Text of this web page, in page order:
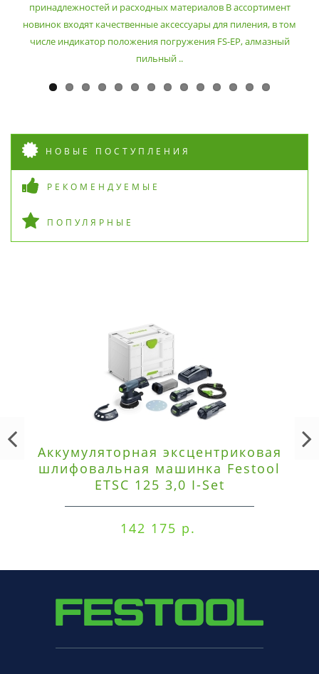
принадлежностей и расходных материалов В ассортимент
новинок входят качественные аксессуары для пиления, в том
числе индикатор положения погружения FS-EP, алмазный
пильный ..
НОВЫЕ ПОСТУПЛЕНИЯ
РЕКОМЕНДУЕМЫЕ
ПОПУЛЯРНЫЕ
Аккумуляторная эксцентриковая
шлифовальная машинка Festool
ETSC 125 3,0 I-Set
142 175 р.